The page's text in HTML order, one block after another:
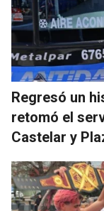
Regresó un
retomó el
Castelar y